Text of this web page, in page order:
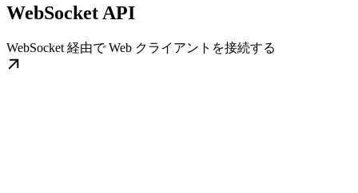
WebSocket API
WebSocket 経由で Web クライアントを接続する